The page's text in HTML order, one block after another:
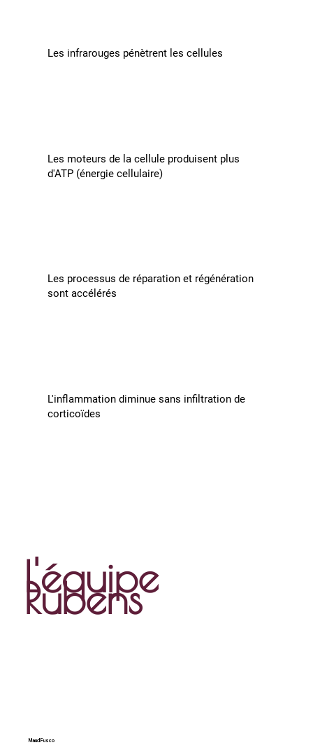
Les infrarouges pénètrent les cellules
Les moteurs de la cellule produisent plus
d'ATP (énergie cellulaire)
Les processus de réparation et régénération
sont accélérés
L'inflammation diminue sans infiltration de
corticoïdes
L'équipe
Rubens
Maud Fusco